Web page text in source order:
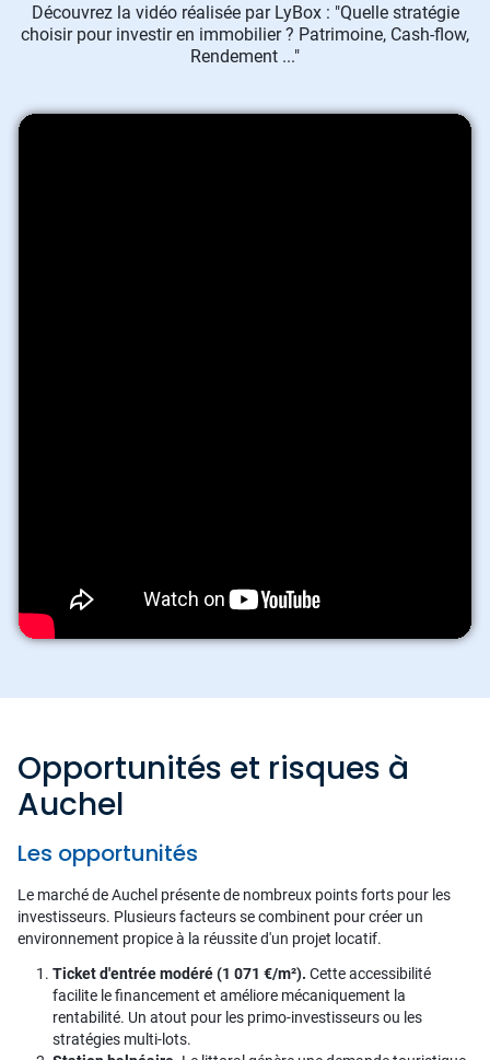
Découvrez la vidéo réalisée par LyBox : "Quelle stratégie
choisir pour investir en immobilier ? Patrimoine, Cash-flow,
Rendement ..."
Opportunités et risques à
Auchel
Les opportunités
Le marché de Auchel présente de nombreux points forts pour les
investisseurs. Plusieurs facteurs se combinent pour créer un
environnement propice à la réussite d'un projet locatif.
Ticket d'entrée modéré (1 071 €/m²). Cette accessibilité
facilite le financement et améliore mécaniquement la
rentabilité. Un atout pour les primo-investisseurs ou les
stratégies multi-lots.